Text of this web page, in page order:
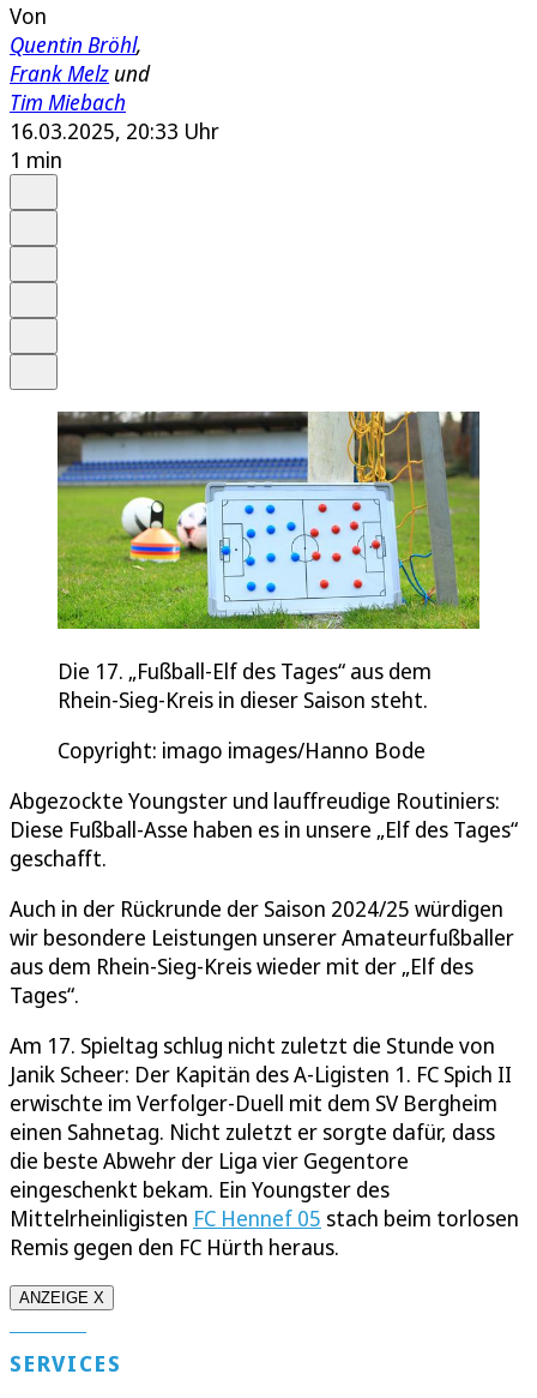
Von
Quentin Bröhl,
Frank Melz und
Tim Miebach
16.03.2025, 20:33 Uhr
1 min
Die 17. „Fußball-Elf des Tages“ aus dem
Rhein-Sieg-Kreis in dieser Saison steht.
Copyright: imago images/Hanno Bode
Abgezockte Youngster und lauffreudige Routiniers:
Diese Fußball-Asse haben es in unsere „Elf des Tages“
geschafft.
Auch in der Rückrunde der Saison 2024/25 würdigen
wir besondere Leistungen unserer Amateurfußballer
aus dem Rhein-Sieg-Kreis wieder mit der „Elf des
Tages“.
Am 17. Spieltag schlug nicht zuletzt die Stunde von
Janik Scheer: Der Kapitän des A-Ligisten 1. FC Spich II
erwischte im Verfolger-Duell mit dem SV Bergheim
einen Sahnetag. Nicht zuletzt er sorgte dafür, dass
die beste Abwehr der Liga vier Gegentore
eingeschenkt bekam. Ein Youngster des
Mittelrheinligisten FC Hennef 05 stach beim torlosen
Remis gegen den FC Hürth heraus.
ANZEIGE X
SERVICES